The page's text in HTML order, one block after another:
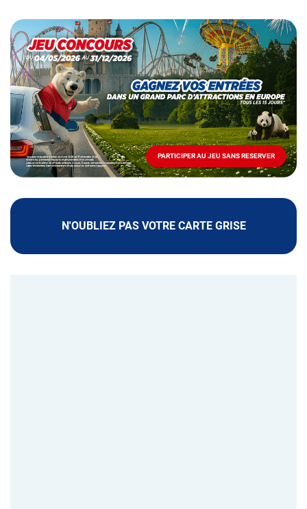
Opération
spéciale
Mai
-
Décembre
2026
Locations
PARTICIPER AU JEU SANS RESERVER
PARTICIPER
AU
JEU
RESERVER
N'OUBLIEZ PAS VOTRE CARTE GRISE